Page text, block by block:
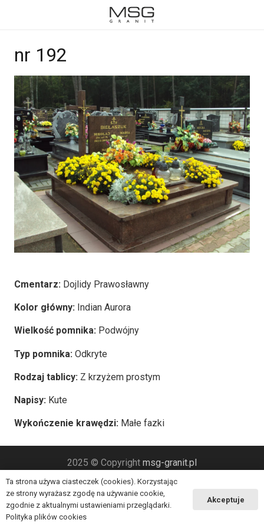
nr 192
Cmentarz: Dojlidy Prawosławny
Kolor główny: Indian Aurora
Wielkość pomnika: Podwójny
Typ pomnika: Odkryte
Rodzaj tablicy: Z krzyżem prostym
Napisy: Kute
Wykończenie krawędzi: Małe fazki
2025 © Copyright msg-granit.pl
Ta strona używa ciasteczek (cookies). Korzystając
ze strony wyrażasz zgodę na używanie cookie,
zgodnie z aktualnymi ustawieniami przeglądarki.
Polityka plików cookies
Akceptuje